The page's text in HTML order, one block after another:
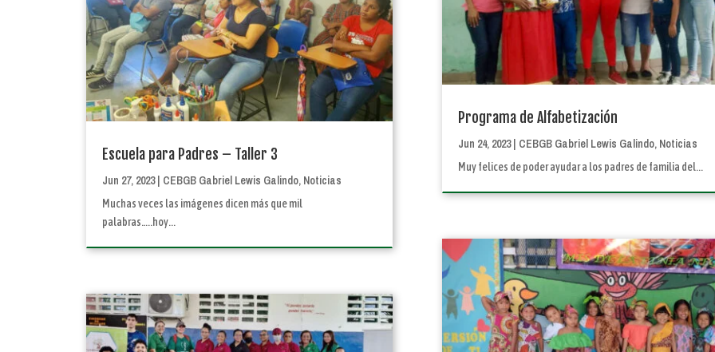
Escuela para Padres – Taller 3
Jun 27, 2023| CEBGB Gabriel Lewis Galindo, Noticias
Muchas veces las imágenes dicen más que mil
palabras…..hoy...
Programa de Alfabetización
Jun 24, 2023| CEBGB Gabriel Lewis Galindo, Noticias
Muy felices de poder ayudar a los padres de familia del...